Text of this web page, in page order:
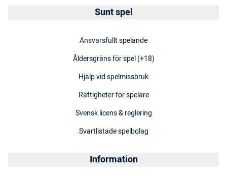
Sunt spel
Ansvarsfullt spelande
Åldersgräns för spel (+18)
Hjälp vid spelmissbruk
Rättigheter för spelare
Svensk licens & reglering
Svartlistade spelbolag
Information